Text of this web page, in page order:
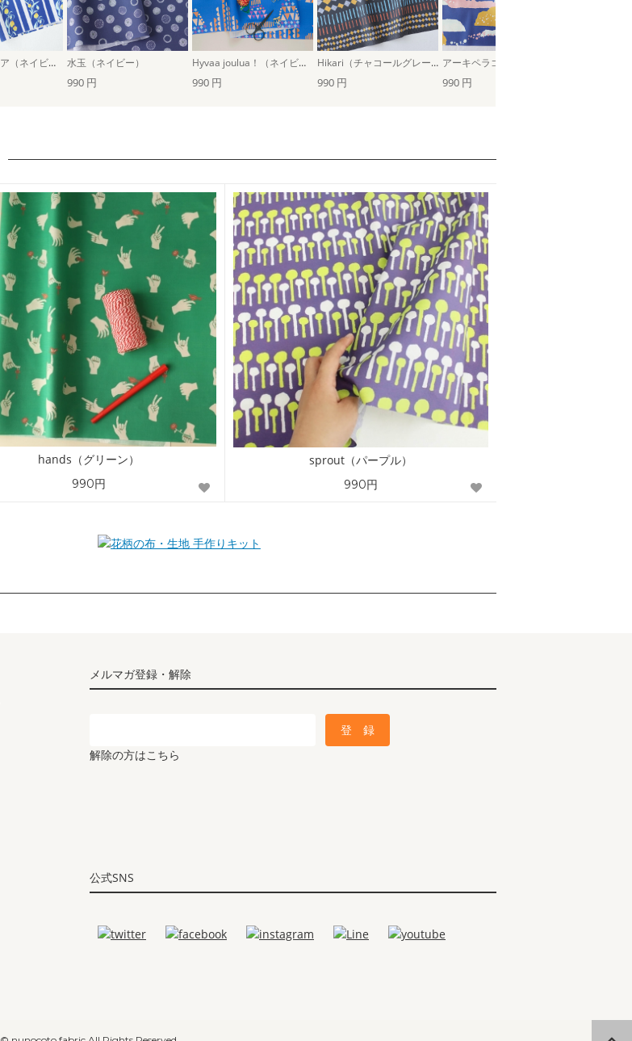
サンダーソニア（ネイビー） 水玉（ネイビー） Hyvaa joulua！（ネイビー） Hikari（チャコールグレー） アーキペラゴ（ネイビー）
990 円 990 円 990 円 990 円
hands（グリーン）
990円
sprout（パープル）
990円
手作りキット
メルマガ登録・解除
解除の方はこちら
公式SNS